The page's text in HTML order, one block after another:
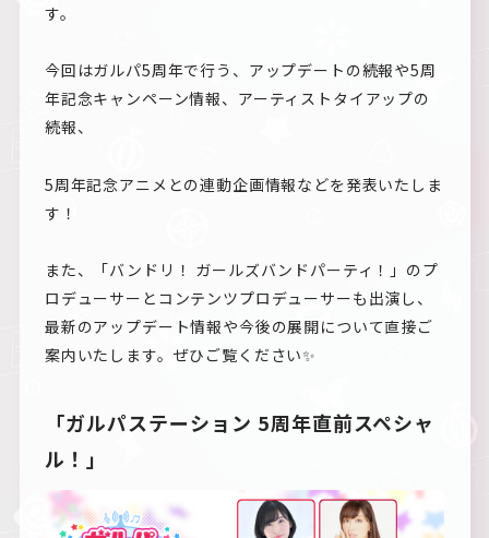
す。
今回はガルパ5周年で行う、アップデートの続報や5周
年記念キャンペーン情報、アーティストタイアップの
続報、
5周年記念アニメとの連動企画情報などを発表いたしま
す！
また、「バンドリ！ ガールズバンドパーティ！」のプ
ロデューサーとコンテンツプロデューサーも出演し、
最新のアップデート情報や今後の展開について直接ご
案内いたします。ぜひご覧ください✨
「ガルパステーション 5周年直前スペシャ
ル！」